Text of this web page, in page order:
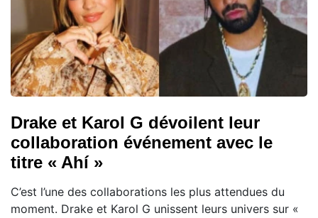
Drake et Karol G dévoilent leur
collaboration événement avec le
titre « Ahí »
C’est l’une des collaborations les plus attendues du
moment. Drake et Karol G unissent leurs univers sur «